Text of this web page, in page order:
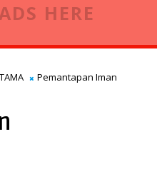
HERE
Pemantapan Iman